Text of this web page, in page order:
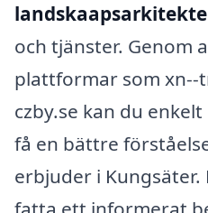
och tjänster. Genom
plattformar som
czby.se kan du
få en bättre
erbjuder i